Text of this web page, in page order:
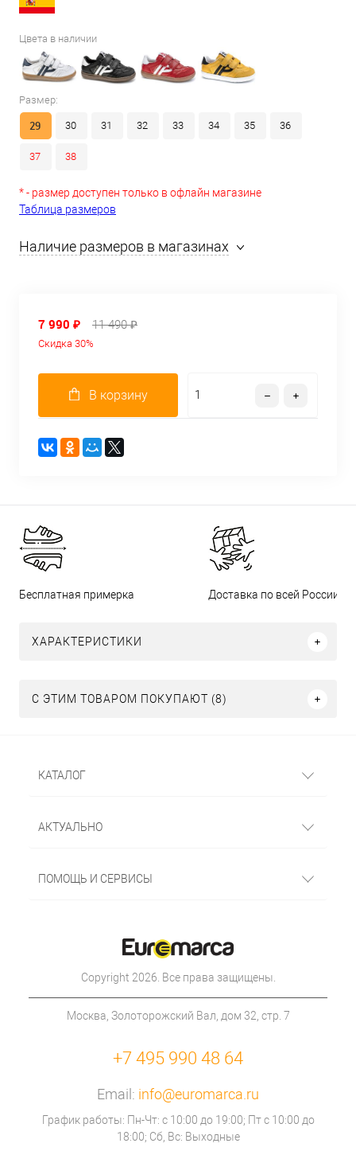
Цвета в наличии
Размер:
29 30 31 32 33 34 35 36
37 38
* - размер доступен только в офлайн магазине
Таблица размеров
Наличие размеров в магазинах
7 990 ₽ 11 490 ₽
Скидка 30%
В корзину
Бесплатная примерка Доставка по всей России
ХАРАКТЕРИСТИКИ
С ЭТИМ ТОВАРОМ ПОКУПАЮТ (8)
КАТАЛОГ
АКТУАЛЬНО
ПОМОЩЬ И СЕРВИСЫ
Copyright 2026. Все права защищены.
Москва, Золоторожский Вал, дом 32, стр. 7
+7 495 990 48 64
Email: info@euromarca.ru
График работы: Пн-Чт: с 10:00 до 19:00; Пт с 10:00 до
18:00; Сб, Вс: Выходные